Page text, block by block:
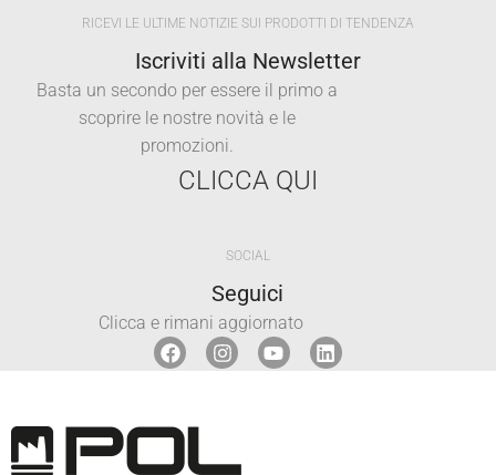
RICEVI LE ULTIME NOTIZIE SUI PRODOTTI DI TENDENZA
Iscriviti alla Newsletter
Basta un secondo per essere il primo a
scoprire le nostre novità e le
promozioni.
CLICCA QUI
SOCIAL
Seguici
Clicca e rimani aggiornato